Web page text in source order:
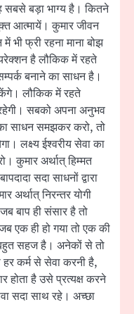
सबसे बड़ा भाग्य है। कितने
आत्मायें। कुमार जीवन
फ्री रहना माना बोझ
है लौकिक में रहते
बनाने का साधन है।
लौकिक में रहते
सबको अपना अनुभव
साधन समझकर करो, तो
लक्ष्य ईश्वरीय सेवा का
कुमार अर्थात् हिम्मत
सदा साधनों द्वारा
अर्थात् निरन्तर योगी
बाप ही संसार है तो
एक ही हो गया तो एक की
बहुत सहज है। अनेकों से तो
कर्म से सेवा करनी है,
होता है उसे प्रत्यक्ष करने
सदा साथ रहे। अच्छा